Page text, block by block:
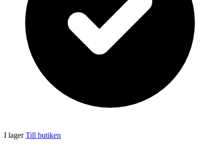
I lagerTill butiken